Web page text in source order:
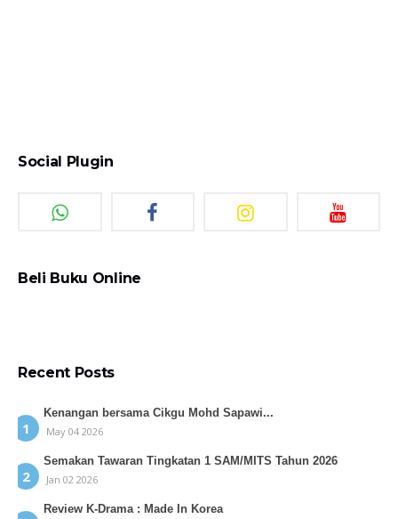
Social Plugin
Beli Buku Online
Recent Posts
Kenangan bersama Cikgu Mohd Sapawi...
May 04 2026
Semakan Tawaran Tingkatan 1 SAM/MITS Tahun 2026
Jan 02 2026
Review K-Drama : Made In Korea